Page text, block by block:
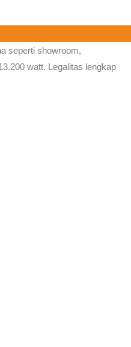
seperti showroom,
watt. Legalitas lengkap